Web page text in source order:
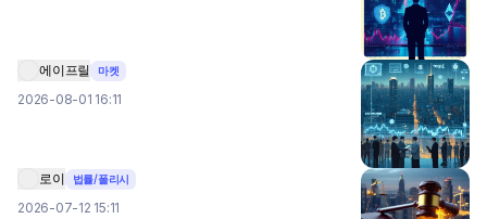
에이프릴 마켓
2026-08-01 16:11
로이 법률/폴리시
2026-07-12 15:11